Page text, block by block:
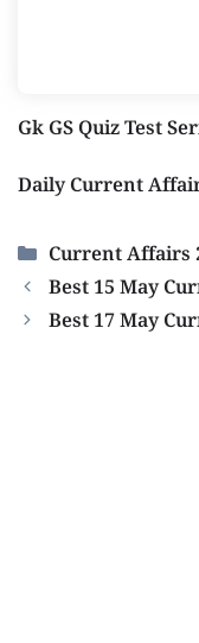
Gk GS Quiz Test
Daily Current
Categories
Current Affairs
Best 15 May
Best 17 May